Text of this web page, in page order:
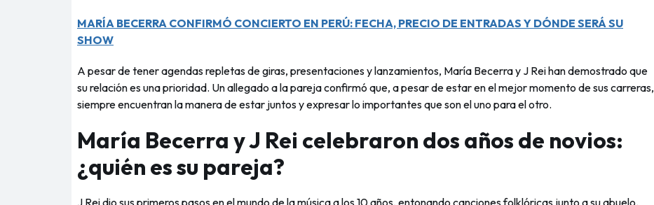
MARÍA BECERRA CONFIRMÓ CONCIERTO EN PERÚ: FECHA, PRECIO DE ENTRADAS Y DÓNDE SERÁ SU
SHOW
A pesar de tener agendas repletas de giras, presentaciones y lanzamientos, María Becerra y J Rei han demostrado que
su relación es una prioridad. Un allegado a la pareja confirmó que, a pesar de estar en el mejor momento de sus carreras,
siempre encuentran la manera de estar juntos y expresar lo importantes que son el uno para el otro.
María Becerra y J Rei celebraron dos años de novios:
¿quién es su pareja?
J Rei dio sus primeros pasos en el mundo de la música a los 10 años, entonando canciones folklóricas junto a su abuelo.